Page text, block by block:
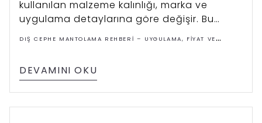
kullanılan malzeme kalınlığı, marka ve
uygulama detaylarına göre değişir. Bu
rehberde güncel fiyat aralıkları, sistem
katmanları ve maliyeti etkileyen faktörleri
DIŞ CEPHE MANTOLAMA REHBERI – UYGULAMA, FIYAT VE
DEVAMINI OKU